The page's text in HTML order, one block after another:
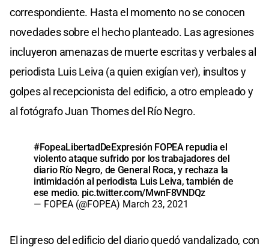
correspondiente. Hasta el momento no se conocen
novedades sobre el hecho planteado. Las agresiones
incluyeron amenazas de muerte escritas y verbales al
periodista Luis Leiva (a quien exigían ver), insultos y
golpes al recepcionista del edificio, a otro empleado y
al fotógrafo Juan Thomes del Río Negro.
#FopeaLibertadDeExpresión FOPEA repudia el
violento ataque sufrido por los trabajadores del
diario Río Negro, de General Roca, y rechaza la
intimidación al periodista Luis Leiva, también de
ese medio. pic.twitter.com/MwnF8VNDQz
— FOPEA (@FOPEA) March 23, 2021
El ingreso del edificio del diario quedó vandalizado, con